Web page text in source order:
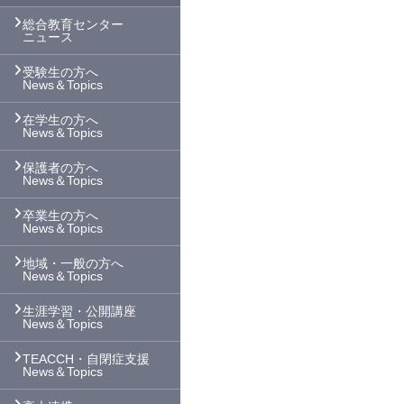
総合教育センター
ニュース
受験生の方へ
News＆Topics
在学生の方へ
News＆Topics
保護者の方へ
News＆Topics
卒業生の方へ
News＆Topics
地域・一般の方へ
News＆Topics
生涯学習・公開講座
News＆Topics
TEACCH・自閉症支援
News＆Topics